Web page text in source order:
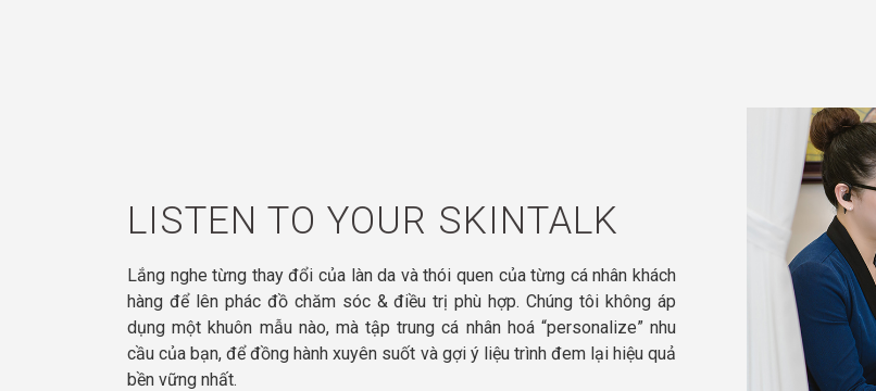
LISTEN TO YOUR SKINTALK
Lắng nghe từng thay đổi của làn da và thói quen của từng cá nhân khách
hàng để lên phác đồ chăm sóc & điều trị phù hợp. Chúng tôi không áp
dụng một khuôn mẫu nào, mà tập trung cá nhân hoá “personalize” nhu
cầu của bạn, để đồng hành xuyên suốt và gợi ý liệu trình đem lại hiệu quả
bền vững nhất.